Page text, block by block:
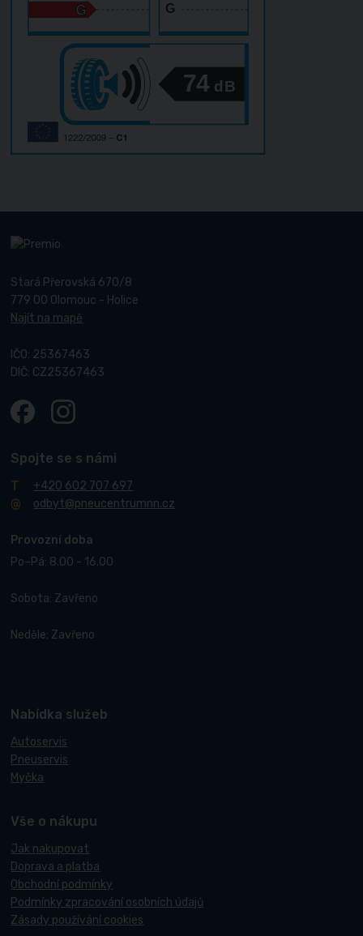
G
74 dB
Stará Přerovská 670/8
779 00 Olomouc - Holice
Najít na mapě
IČO: 25367463
DIČ: CZ25367463
Spojte se s námi
+420 602 707 697
odbyt@pneucentrumnn.cz
Provozní doba
Po–Pá: 8.00 - 16.00
Sobota: Zavřeno
Neděle: Zavřeno
Nabídka služeb
Autoservis
Pneuservis
Myčka
Vše o nákupu
Jak nakupovat
Doprava a platba
Obchodní podmínky
Podmínky zpracování osobních údajů
Zásady používání cookies